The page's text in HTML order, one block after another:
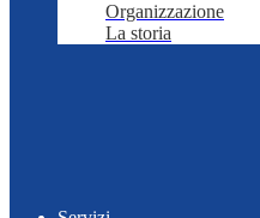
Organizzazione
La storia